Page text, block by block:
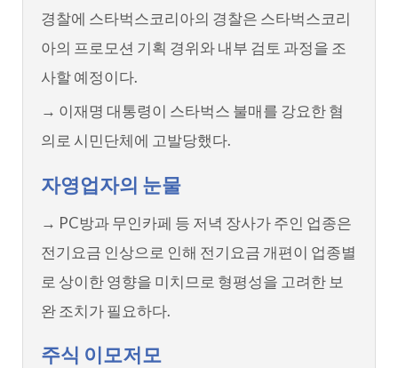
경찰에 스타벅스코리아의 경찰은 스타벅스코리
아의 프로모션 기획 경위와 내부 검토 과정을 조
사할 예정이다.
→ 이재명 대통령이 스타벅스 불매를 강요한 혐
의로 시민단체에 고발당했다.
자영업자의 눈물
→ PC방과 무인카페 등 저녁 장사가 주인 업종은
전기요금 인상으로 인해 전기요금 개편이 업종별
로 상이한 영향을 미치므로 형평성을 고려한 보
완 조치가 필요하다.
주식 이모저모